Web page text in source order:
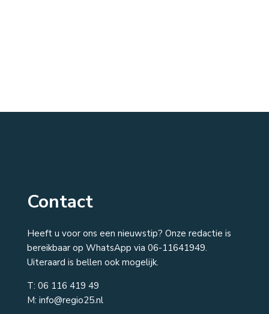
Contact
Heeft u voor ons een nieuwstip? Onze redactie is
bereikbaar op WhatsApp via 06-11641949.
Uiteraard is bellen ook mogelijk.
T: 06 116 419 49
M: info@regio25.nl